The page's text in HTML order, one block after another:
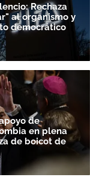
Rechaza
al organismo y
democrático
de
en plena
de boicot de